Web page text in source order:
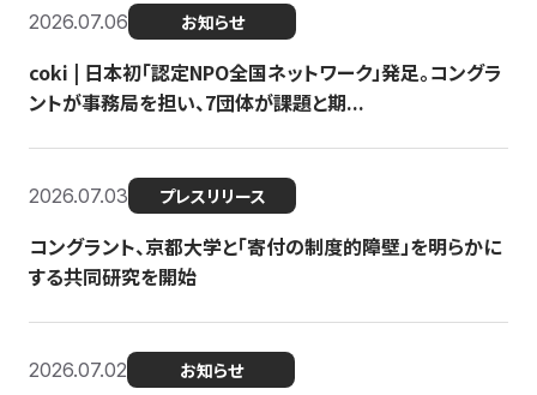
2026.07.06 お知らせ
coki | 日本初「認定NPO全国ネットワーク」発足。コングラ
ントが事務局を担い、7団体が課題と期...
2026.07.03 プレスリリース
コングラント、京都大学と「寄付の制度的障壁」を明らかに
する共同研究を開始
2026.07.02 お知らせ